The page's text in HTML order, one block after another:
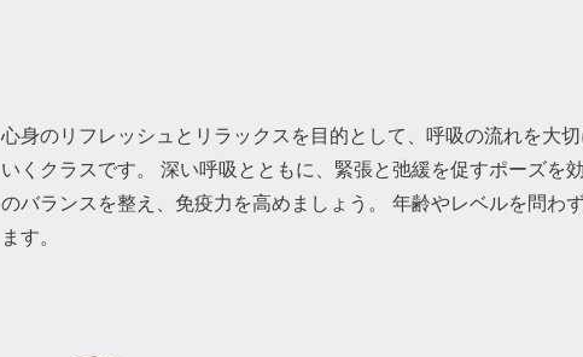
心身のリフレッシュとリラックスを目的として、呼吸の流れを大
いくクラスです。 深い呼吸とともに、緊張と弛緩を促すポーズを
のバランスを整え、免疫力を高めましょう。 年齢やレベルを問わ
ます。